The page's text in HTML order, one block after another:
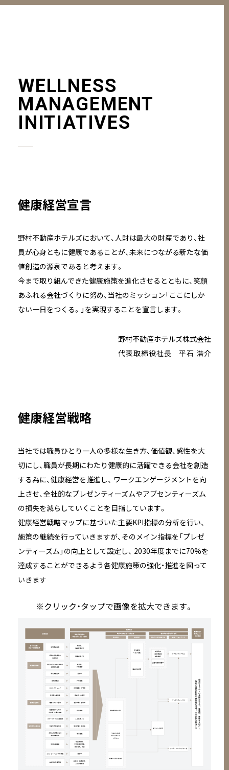
WELLNESS
MANAGEMENT
INITIATIVES
健康経営宣言
野村不動産ホテルズにおいて、人財は最大の財産であり、社
員が心身ともに健康であることが、未来につながる新たな価
値創造の源泉であると考えます。
今まで取り組んできた健康施策を進化させるとともに、笑顔
あふれる会社づくりに努め、当社のミッション「ここにしか
ない一日をつくる。」を実現することを宣言します。
野村不動産ホテルズ株式会社
代表取締役社長 平石 浩介
健康経営戦略
当社では職員ひとり一人の多様な生き方、価値観、感性を大
切にし、職員が長期にわたり健康的に活躍できる会社を創造
する為に、健康経営を推進し、 ワークエンゲージメントを向
上させ、全社的なプレゼンティーズムやアブセンティーズム
の損失を減らしていくことを目指しています。
健康経営戦略マップに基づいた主要KPI指標の分析を行い、
施策の継続を行っていきますが、そのメイン指標を「プレゼ
ンティーズム」の向上として設定し、 2030年度までに70%を
達成することができるよう各健康施策の強化・推進を図って
いきます
※クリック・タップで画像を拡大できます。